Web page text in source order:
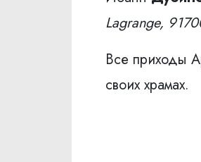
Lagrange,
Все приходы
своих храмах.